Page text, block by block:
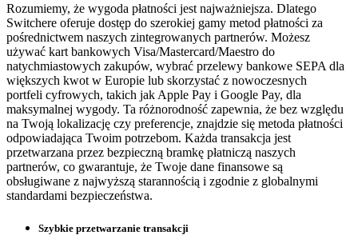
Rozumiemy, że wygoda płatności jest najważniejsza. Dlatego
Switchere oferuje dostęp do szerokiej gamy metod płatności za
pośrednictwem naszych zintegrowanych partnerów. Możesz
używać kart bankowych Visa/Mastercard/Maestro do
natychmiastowych zakupów, wybrać przelewy bankowe SEPA dla
większych kwot w Europie lub skorzystać z nowoczesnych
portfeli cyfrowych, takich jak Apple Pay i Google Pay, dla
maksymalnej wygody. Ta różnorodność zapewnia, że bez względu
na Twoją lokalizację czy preferencje, znajdzie się metoda płatności
odpowiadająca Twoim potrzebom. Każda transakcja jest
przetwarzana przez bezpieczną bramkę płatniczą naszych
partnerów, co gwarantuje, że Twoje dane finansowe są
obsługiwane z najwyższą starannością i zgodnie z globalnymi
standardami bezpieczeństwa.
Szybkie przetwarzanie transakcji